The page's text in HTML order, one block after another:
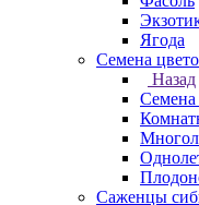
Ягода
Семена
Назад
Семена
Саженцы